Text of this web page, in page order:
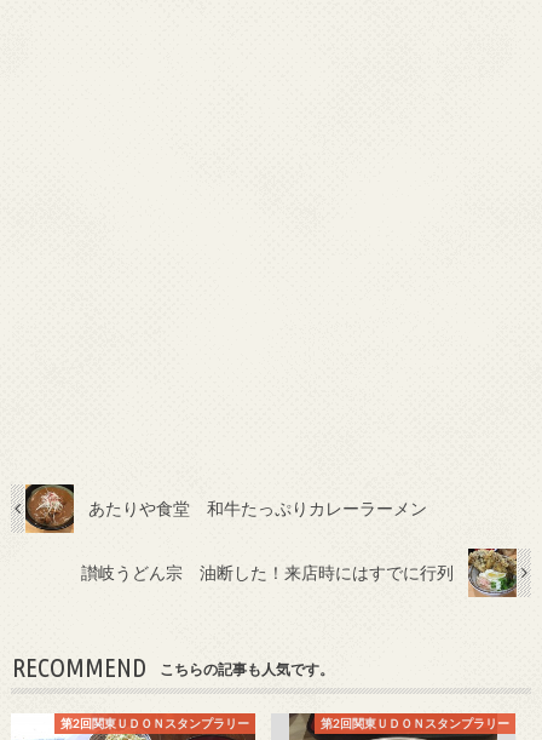
あたりや食堂 和牛たっぷりカレーラーメン
讃岐うどん宗 油断した！来店時にはすでに行列
RECOMMEND こちらの記事も人気です。
第2回関東ＵＤＯＮスタンプラリー 第2回関東ＵＤＯＮスタンプラリー